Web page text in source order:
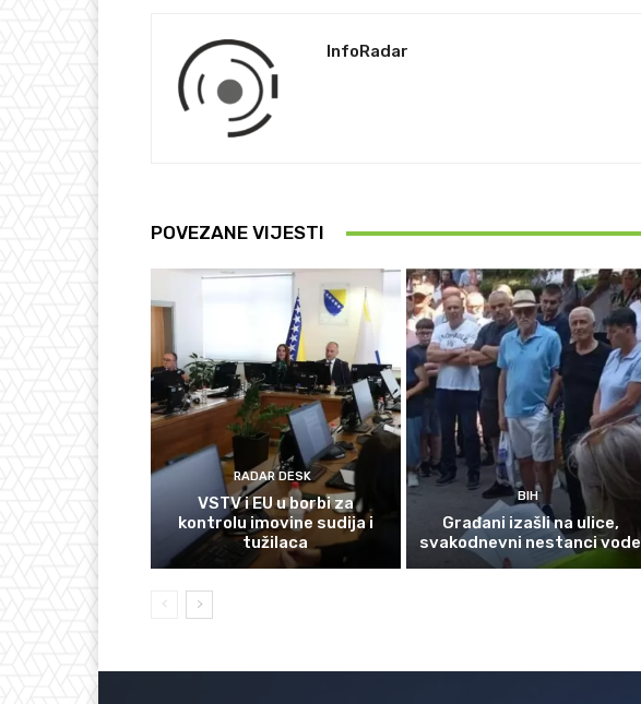
InfoRadar
POVEZANE VIJESTI
RADAR DESK
VSTV i EU u borbi za
kontrolu imovine sudija i
tužilaca
BIH
Građani izašli na ulice,
svakodnevni nestanci vode